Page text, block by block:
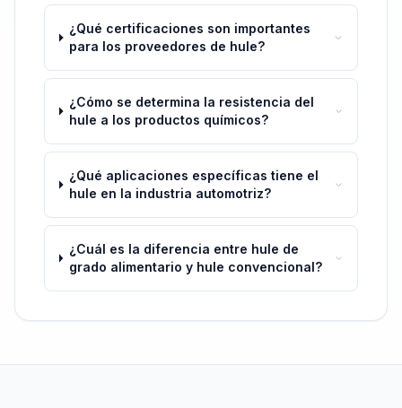
¿Qué certificaciones son importantes
para los proveedores de hule?
¿Cómo se determina la resistencia del
hule a los productos químicos?
¿Qué aplicaciones específicas tiene el
hule en la industria automotriz?
¿Cuál es la diferencia entre hule de
grado alimentario y hule convencional?